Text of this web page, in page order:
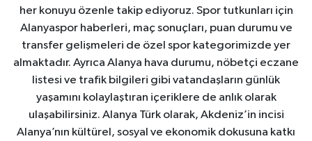
her konuyu özenle takip ediyoruz. Spor tutkunları için
Alanyaspor haberleri, maç sonuçları, puan durumu ve
transfer gelişmeleri de özel spor kategorimizde yer
almaktadır. Ayrıca Alanya hava durumu, nöbetçi eczane
listesi ve trafik bilgileri gibi vatandaşların günlük
yaşamını kolaylaştıran içeriklere de anlık olarak
ulaşabilirsiniz. Alanya Türk olarak, Akdeniz’in incisi
Alanya’nın kültürel, sosyal ve ekonomik dokusuna katkı